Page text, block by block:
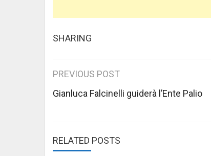
SHARING
Post
navigation
PREVIOUS POST
Gianluca Falcinelli guiderà l’Ente Palio
RELATED POSTS